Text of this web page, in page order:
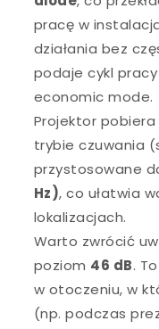
pracę w
działania bez
podaje cykl
economic mode.
Projektor pobiera
trybie czuwania
przystosowane
Hz), co ułatwia
lokalizacjach.
Warto zwrócić
poziom 46 dB.
w otoczeniu, w
(np. podczas